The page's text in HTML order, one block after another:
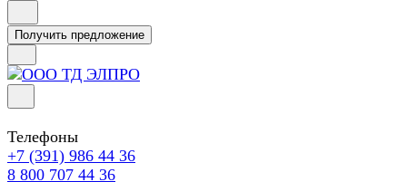
Получить предложение
Телефоны
+7 (391) 986 44 36
8 800 707 44 36